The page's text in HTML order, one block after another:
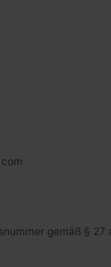
gemäß § 27